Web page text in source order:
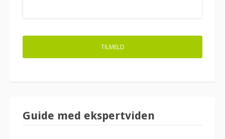
Guide med ekspertviden